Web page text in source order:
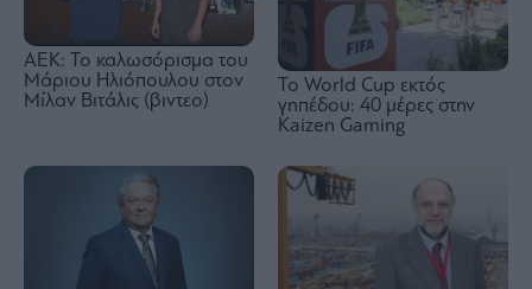
ΑΕΚ: Το καλωσόρισμα του
Μάριου Ηλιόπουλου στον
Μίλαν Βιτάλις (βιντεο)
Το World Cup εκτός
γηπέδου: 40 μέρες στην
Kaizen Gaming